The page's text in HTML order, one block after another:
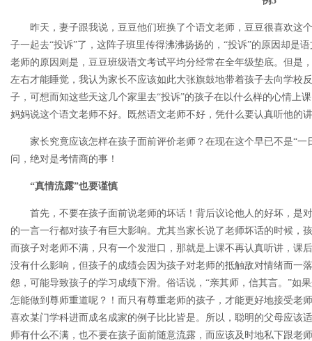
昨天，妻子跟我说，豆豆他们班换了个语文老师，豆豆很喜欢这
子一起去“投诉”了，这阵子班里传得沸沸扬扬的，“投诉”的原因却是
老师的原因则是，豆豆班级语文考试平均分经常在全年级垫底。但是
左右才能睡觉，我认为家长不应该如此大张旗鼓地带着孩子去向学校
子，可想而知这些天这几个家里去“投诉”的孩子在以什么样的心情上
妈妈说这个语文老师不好。既然语文老师不好，凭什么要认真听他的
家长究竟应该怎样在孩子面前评价老师？在现在这个早已不是“一
问，绝对是考情商的事！
“真情流露”也要谨慎
首先，不要在孩子面前说老师的坏话！背后议论他人的好坏，是
的一言一行都对孩子有巨大影响。尤其当家长说了老师坏话的时候，
而孩子对老师不满，只有一个发泄口，那就是上课不再认真听讲，课
没有什么影响，但孩子的成绩会因为孩子对老师的抵触敌对情绪而一
怨，可能导致孩子的学习成绩下滑。俗话说，“亲其师，信其言。”如
怎能做到尊师重道呢？！而只有尊重老师的孩子，才能更好地接受老
喜欢某门学科进而成名成家的例子比比皆是。所以，聪明的父母应该
师有什么不满，也不要在孩子面前随意流露，而应该及时地私下跟老